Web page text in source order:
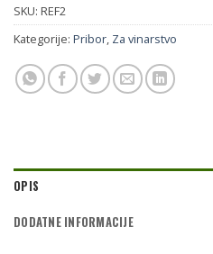
SKU: REF2
Kategorije: Pribor, Za vinarstvo
OPIS
DODATNE INFORMACIJE